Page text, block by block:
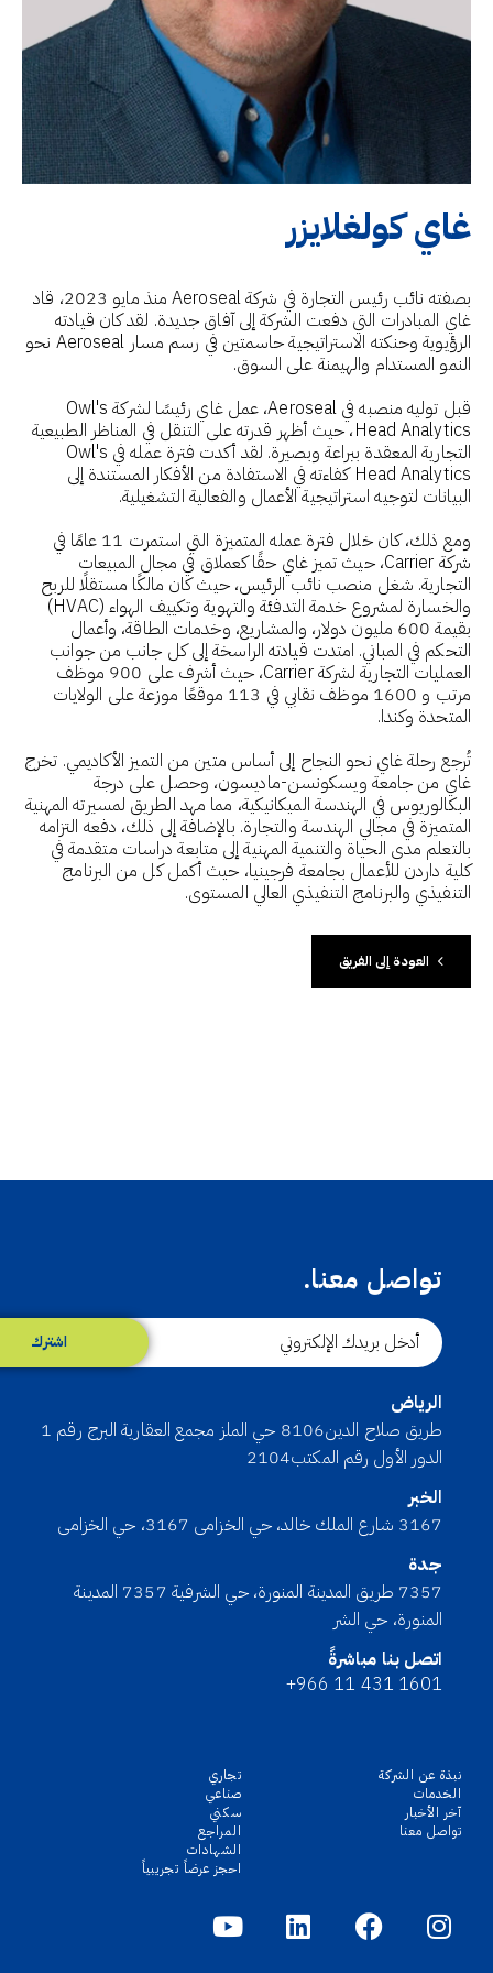
غاي كولغلايزر
بصفته نائب رئيس التجارة في شركة Aeroseal منذ مايو 2023، قاد
غاي المبادرات التي دفعت الشركة إلى آفاق جديدة. لقد كان قيادته
الرؤيوية وحنكته الاستراتيجية حاسمتين في رسم مسار Aeroseal نحو
النمو المستدام والهيمنة على السوق.
قبل توليه منصبه في Aeroseal، عمل غاي رئيسًا لشركة Owl's
Head Analytics، حيث أظهر قدرته على التنقل في المناظر الطبيعية
التجارية المعقدة ببراعة وبصيرة. لقد أكدت فترة عمله في Owl's
Head Analytics كفاءته في الاستفادة من الأفكار المستندة إلى
البيانات لتوجيه استراتيجية الأعمال والفعالية التشغيلية.
ومع ذلك، كان خلال فترة عمله المتميزة التي استمرت 11 عامًا في
شركة Carrier، حيث تميز غاي حقًا كعملاق في مجال المبيعات
التجارية. شغل منصب نائب الرئيس، حيث كان مالكًا مستقلًا للربح
والخسارة لمشروع خدمة التدفئة والتهوية وتكييف الهواء (HVAC)
بقيمة 600 مليون دولار، والمشاريع، وخدمات الطاقة، وأعمال
التحكم في المباني. امتدت قيادته الراسخة إلى كل جانب من جوانب
العمليات التجارية لشركة Carrier، حيث أشرف على 900 موظف
مرتب و 1600 موظف نقابي في 113 موقعًا موزعة على الولايات
المتحدة وكندا.
تُرجع رحلة غاي نحو النجاح إلى أساس متين من التميز الأكاديمي. تخرج
غاي من جامعة ويسكونسن-ماديسون، وحصل على درجة
البكالوريوس في الهندسة الميكانيكية، مما مهد الطريق لمسيرته المهنية
المتميزة في مجالي الهندسة والتجارة. بالإضافة إلى ذلك، دفعه التزامه
بالتعلم مدى الحياة والتنمية المهنية إلى متابعة دراسات متقدمة في
كلية داردن للأعمال بجامعة فرجينيا، حيث أكمل كل من البرنامج
التنفيذي والبرنامج التنفيذي العالي المستوى.
العودةإلى الفريق
تواصل معنا.
اشترك
الرياض
طريق صلاح الدين8106 حي الملز مجمع العقارية البرج رقم 1
الدور الأول رقم المكتب2104
الخبر
3167 شارع الملك خالد، حي الخزامى 3167، حي الخزامى
جدة
7357 طريق المدينة المنورة، حي الشرفية 7357 المدينة
المنورة، حي الشر
اتصل بنا مباشرةً
+966 11 431 1601
نبذة عن الشركة
الخدمات
آخر الأخبار
تواصل معنا
تجاري
صناعي
سكني
المراجع
الشهادات
احجز عرضاً تجريبياً